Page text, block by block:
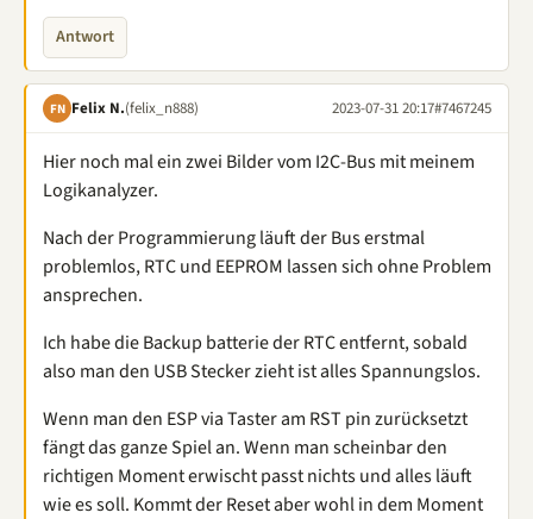
Antwort
FN Felix N.(felix_n888) 2023-07-31 20:17#7467245
Hier noch mal ein zwei Bilder vom I2C-Bus mit meinem
Logikanalyzer.
Nach der Programmierung läuft der Bus erstmal
problemlos, RTC und EEPROM lassen sich ohne Problem
ansprechen.
Ich habe die Backup batterie der RTC entfernt, sobald
also man den USB Stecker zieht ist alles Spannungslos.
Wenn man den ESP via Taster am RST pin zurücksetzt
fängt das ganze Spiel an. Wenn man scheinbar den
richtigen Moment erwischt passt nichts und alles läuft
wie es soll. Kommt der Reset aber wohl in dem Moment